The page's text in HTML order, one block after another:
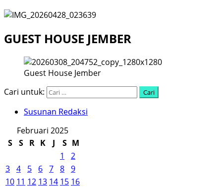
GUEST HOUSE JEMBER
Guest House Jember
Cari untuk:
Susunan Redaksi
Februari 2025
S
S R K J S M
1
2
3 4 5 6 7 8 9
10 11 12 13 14 15 16